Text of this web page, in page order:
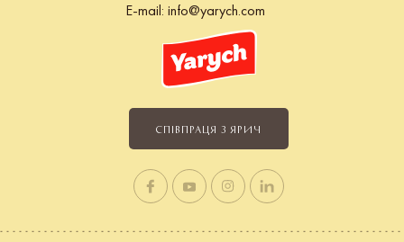
E-mail: info@yarych.com
СПІВПРАЦЯ З ЯРИЧ